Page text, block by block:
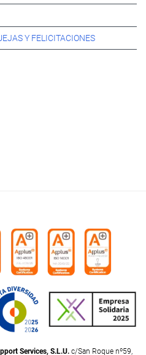
Y FELICITACIONES
Services, S.L.U.c/San Roque nº59,